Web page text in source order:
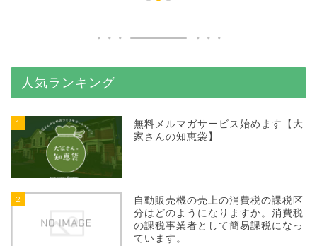
人気ランキング
1
無料メルマガサービス始めます【大
家さんの知恵袋】
2
自動販売機の売上の消費税の課税区
分はどのようになりますか。消費税
の課税事業者として簡易課税になっ
ています。